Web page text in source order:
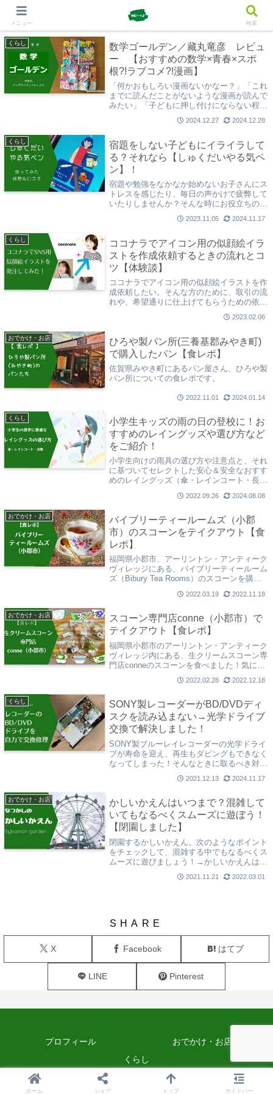
くらし
数学ゴールデン／藏丸竜彦 レビュ
ー 【おすすめの数学×青春×スポ
根?!ラブコメ?!漫画】
「何かおもしろい漫画ないかなー？」「これ
までに読んだことがないような漫画が読んで
みたい」「子どもに押し付けにならない程度
に、ふんわりお勉強的要素も含んだ漫画を読
ませたい(?!)」という方におすすめの「数学
2024.12.27 2024.12.28
くらし
宿題をしない子どもにイライラして
る？それなら【しゅくだいやる気ペ
ン】！
宿題や勉強をなかなか始めないお子さんにス
トレスを感じたり、毎日の声かけで疲弊して
いたりしませんか？そんな時にお役立ちの
「しゅくだいやる気ペン」について、詳しく
2023.11.05 2024.11.17
くらし
ココナラでアイコン用の似顔絵イラ
ストを作成依頼するときの流れとコ
ツ【体験談】
ココナラでアイコン用の似顔絵イラストを作
成依頼したい。そんな方のために、取引の流
れや、希望通りに仕上げてもらうための依頼
の仕方のコツ、おすすめの絵師さんなどをご
2023.02.06
おでかけ・お店
ひろや製パン所(三養基郡みやき町)
で購入したパン【食レポ】
佐賀県みやき町にあるパン屋さん、ひろや製
パン所についての食レポです。
2022.11.01 2024.01.14
くらし
小学生キッズの雨の日の登校に！お
すすめのレイングッズや選び方など
をご紹介！
小学生向けの雨具の選び方や注意点と、それ
に基づいてセレクトした安心＆安全なおすす
めのレイングッズ（傘・レインコート・長
2022.09.26 2024.08.08
おでかけ・お店
バイブリーティールームズ（小郡
市）のスコーンをテイクアウト【食
レポ】
福岡県小郡市、アーリントン・アンティーク
ヴィレッジにある、バイブリーティールーム
ズ（Bibury Tea Rooms）のスコーンを購入
2022.03.19 2022.11.18
おでかけ・お店
スコーン専門店conne（小郡市）で
テイクアウト【食レポ】
福岡県小郡市のアーリントン・アンティーク
ヴィレッジ内にある、生クリームスコーン専
門店conneのスコーンを食べました！気にな
2022.02.28 2022.12.18
くらし
SONY製レコーダーがBD/DVDディ
スクを読み込まない→光学ドライブ
交換で解決しました！
SONY製ブルーレイレコーダーの光学ドライ
ブが寿命を迎え、再生もダビングもできなく
なってしまった！そんなときに取るべき対処
手順もお伝えします。2021.12.13 2024.11.17
おでかけ・お店
かしいかえんはいつまで？混雑して
いてもなるべくスムーズに遊ぼう！
【閉園しました】
閉園するかしいかえん。次のようなポイント
をチェックして、混雑する中でもなるべくス
ムーズに遊びましょう！→かしいかえんはい
にかかる料金は？割引は？／お昼ごはんはど
に全部でいくら使った？
2021.11.21 2022.03.01
X Facebook はてブ
LINE Pinterest
プロフィール
おでかけ・お店
くらし
Copyright © 2021-2026 五感ノート♪ All Rights Reserved.
メニュー 検索
ホーム シェア トップ サイドバー